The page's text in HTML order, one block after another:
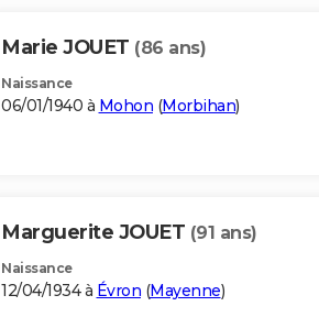
Marie JOUET (86 ans)
Naissance
06/01/1940 à Mohon (Morbihan)
Marguerite JOUET (91 ans)
Naissance
12/04/1934 à Évron (Mayenne)